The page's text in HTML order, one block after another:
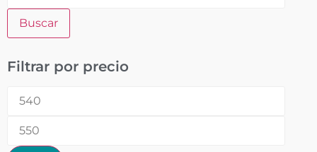
Buscar
Filtrar por precio